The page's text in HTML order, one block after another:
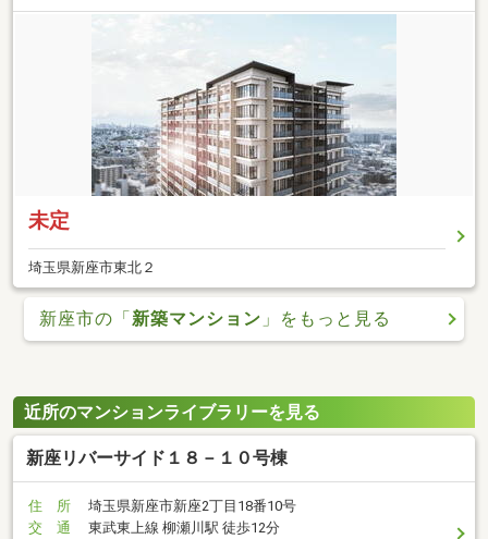
未定
埼玉県新座市東北２
新座市の「新築マンション 」をもっと見る
近所のマンションライブラリーを見る
新座リバーサイド１８－１０号棟
住 所
埼玉県新座市新座2丁目18番10号
交 通
東武東上線 柳瀬川駅 徒歩12分